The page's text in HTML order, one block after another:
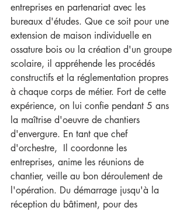
entreprises en partenariat avec les
bureaux d'études. Que ce soit pour une
extension de maison individuelle en
ossature bois ou la création d'un groupe
scolaire, il appréhende les procédés
constructifs et la réglementation propres
à chaque corps de métier. Fort de cette
expérience, on lui confie pendant 5 ans
la maîtrise d'oeuvre de chantiers
d'envergure. En tant que chef
d'orchestre,  Il coordonne les
entreprises, anime les réunions de
chantier, veille au bon déroulement de
l'opération. Du démarrage jusqu'à la
réception du bâtiment, pour des